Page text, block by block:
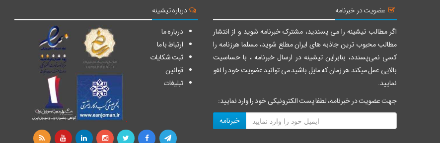
عضویت در خبرنامه
اگر مطالب تیشینه را می پسندید، مشترک خبرنامه شوید و از انتشار
مطالب محبوب ترین جاذبه های ایران مطلع شوید، مسلما هرزنامه را
کسی نمی‌پسندد، بنابراین تیشینه در ارسال خبرنامه ، با حساسیت
بالایی عمل میکند هر زمان که مایل باشید می توانید عضویت خود را لغو
نمایید.
جهت عضویت در خبرنامه، لطفا پست الکترونیکی خود را وارد نمایید:
خبرنامه
درباره تیشینه
درباره ما
ارتباط با ما
ثبت شکایات
قوانین
تبلیغات